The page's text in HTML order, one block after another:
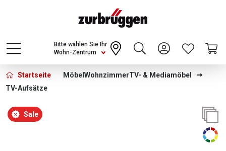
Choose a different country or region to see
content for your location and shop online
CONTINUE
Wohn-Zentrum
Bitte wählen Sie Ihr
Startseite Möbel WohnzimmerTV- & Mediamöbel
TV-Aufsätze
Bildergalerie überspringen
Sale